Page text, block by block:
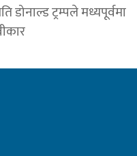
डोनाल्ड ट्रम्पले मध्यपूर्वमा